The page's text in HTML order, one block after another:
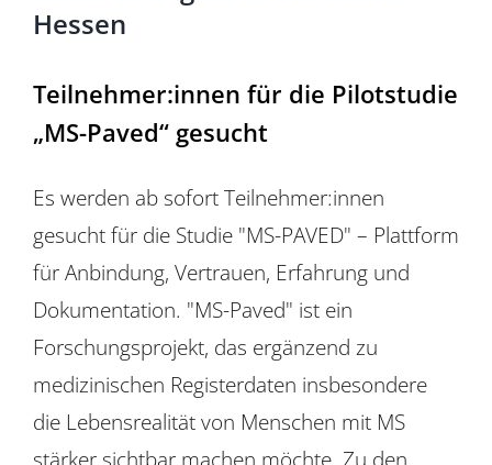
Hessen
Teilnehmer:innen für die Pilotstudie
„MS-Paved“ gesucht
Es werden ab sofort Teilnehmer:innen
gesucht für die Studie "MS-PAVED" – Plattform
für Anbindung, Vertrauen, Erfahrung und
Dokumentation. "MS-Paved" ist ein
Forschungsprojekt, das ergänzend zu
medizinischen Registerdaten insbesondere
die Lebensrealität von Menschen mit MS
stärker sichtbar machen möchte. Zu den